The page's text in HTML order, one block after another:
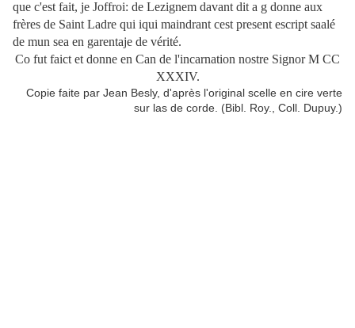
que c'est fait, je Joffroi: de Lezignem davant dit a g donne aux
frères de Saint Ladre qui iqui maindrant cest present escript saalé
de mun sea en garentaje de vérité.
Co fut faict et donne en Can de l'incarnation nostre Signor M CC
XXXIV.
Copie faite par Jean Besly, d'après l'original scelle en cire verte
sur las de corde. (Bibl. Roy., Coll. Dupuy.)